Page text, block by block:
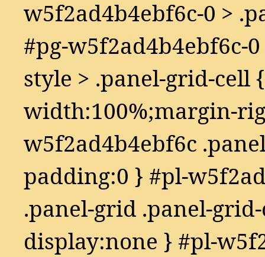
w5f2ad4b4ebf6c-0 >
#pg-w5f2ad4b4ebf6c-
style > .panel-grid-cell {
width:100%;margin-
w5f2ad4b4ebf6c
padding:0 } #pl-
.panel-grid .panel-
display:none } #pl-